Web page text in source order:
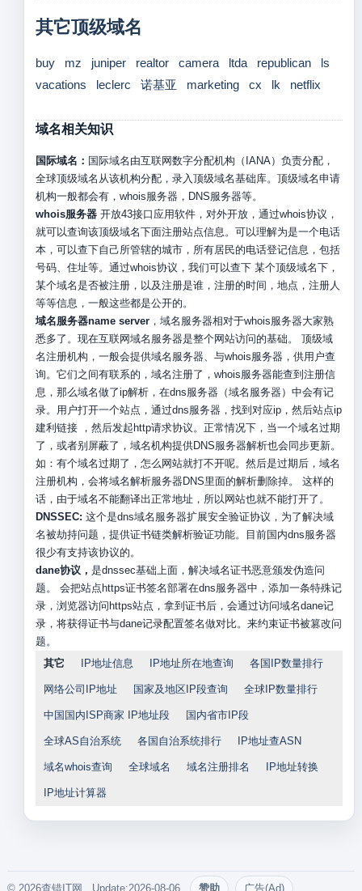
其它顶级域名
buy mz juniper realtor camera ltda republican
ls
vacations
leclerc 诺基亚 marketing cx lk netflix
域名相关知识
国际域名： 国际域名由互联网数字分配机构（IANA）负责分配，
全球顶级域名从该机构分配，录入顶级域名基础库。顶级域名申请
机构一般都会有，whois服务器，DNS服务器等。
whois服务器开放43接口应用软件，对外开放，通过whois协议，
就可以查询该顶级域名下面注册站点信息。可以理解为是一个电话
本，可以查下自己所管辖的城市，所有居民的电话登记信息，包括
号码、住址等。通过whois协议，我们可以查下 某个顶级域名下，
某个域名是否被注册，以及注册是谁，注册的时间，地点，注册人
等等信息，一般这些都是公开的。
域名服务器name server，域名服务器相对于whois服务器大家熟
悉多了。现在互联网域名服务器是整个网站访问的基础。 顶级域
名注册机构，一般会提供域名服务器、与whois服务器，供用户查
询。它们之间有联系的，域名注册了，whois服务器能查到注册信
息，那么域名做了ip解析，在dns服务器（域名服务器）中会有记
录。用户打开一个站点，通过dns服务器，找到对应ip，然后站点ip
建利链接 ，然后发起http请求协议。正常情况下，当一个域名过期
了，或者别屏蔽了，域名机构提供DNS服务器解析也会同步更新。
如：有个域名过期了，怎么网站就打不开呢。然后是过期后，域名
注册机构，会将域名解析服务器DNS里面的解析删除掉。 这样的
话，由于域名不能翻译出正常地址，所以网站也就不能打开了。
DNSSEC: 这个是dns域名服务器扩展安全验证协议，为了解决域
名被劫持问题，提供证书链类解析验证功能。目前国内dns服务器
很少有支持该协议的。
dane协议， 是dnssec基础上面，解决域名证书恶意颁发伪造问
题。 会把站点https证书签名部署在dns服务器中，添加一条特殊记
录，浏览器访问https站点，拿到证书后，会通过访问域名dane记
录，将获得证书与dane记录配置签名做对比。来约束证书被篡改问
题。
其它
IP地址信息 IP地址所在地查询 各国IP数量排行
网络公司IP地址 国家及地区IP段查询 全球IP数量排行
中国国内ISP商家 IP地址段 国内省市IP段
全球AS自治系统 各国自治系统排行 IP地址查ASN
域名whois查询 全球域名 域名注册排名 IP地址转换
IP地址计算器
© 2026查错IT网. Update:2026-08-06 赞助 广告(Ad)